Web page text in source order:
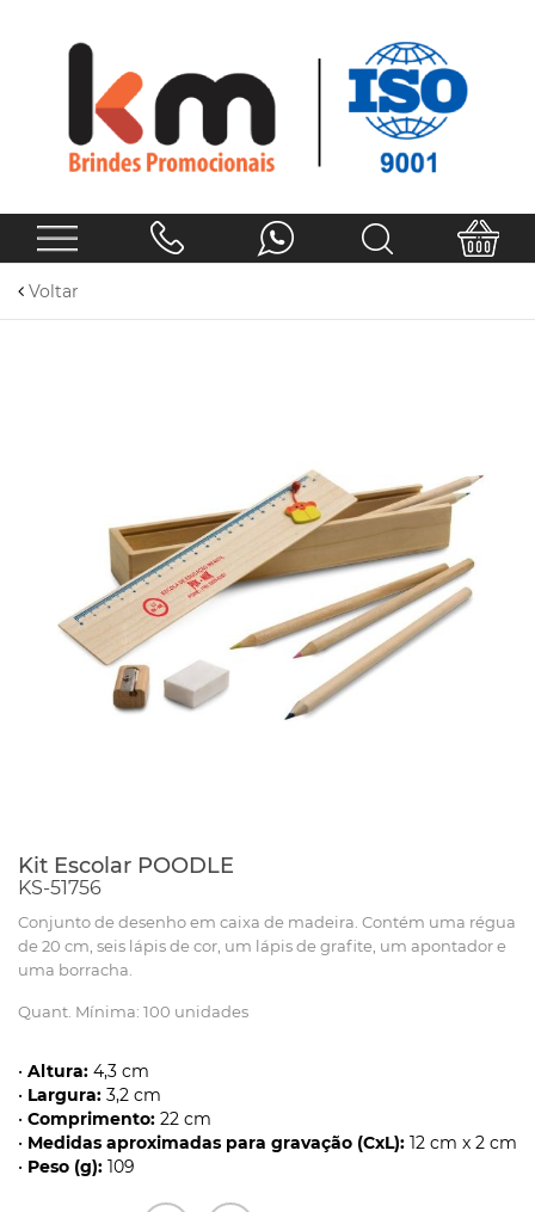
Voltar
Kit Escolar POODLE
KS-51756
Conjunto de desenho em caixa de madeira. Contém uma régua
de 20 cm, seis lápis de cor, um lápis de grafite, um apontador e
uma borracha.
Quant. Mínima: 100 unidades
• Altura: 4,3 cm
• Largura: 3,2 cm
• Comprimento: 22 cm
• Medidas aproximadas para gravação (CxL): 12 cm x 2 cm
• Peso (g): 109